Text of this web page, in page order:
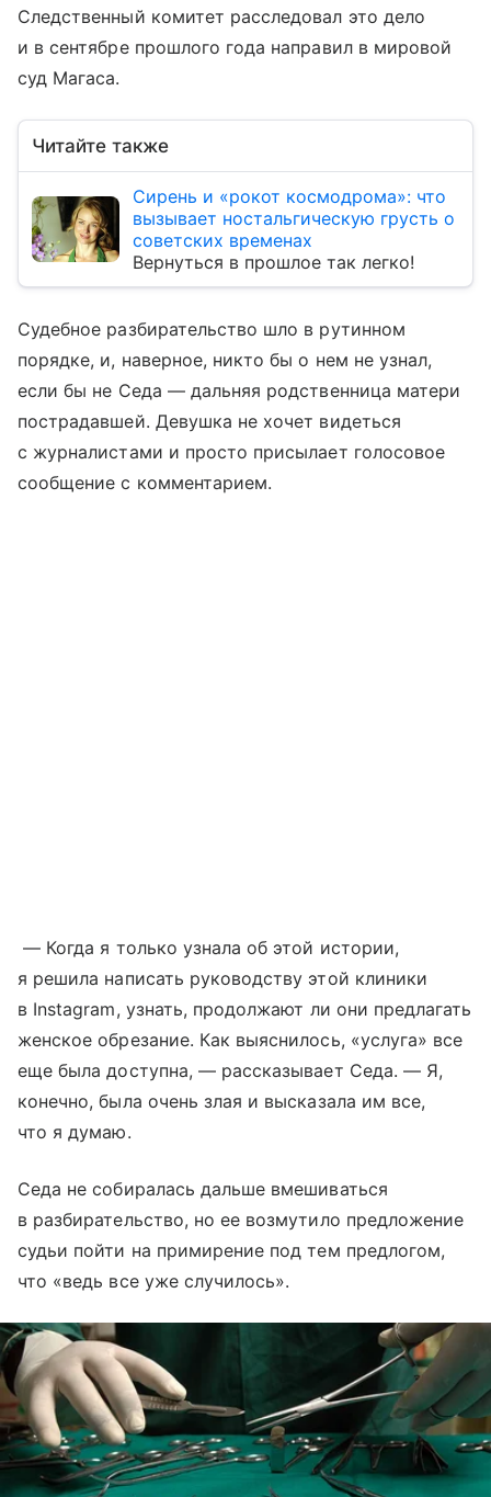
Следственный комитет расследовал это дело
и в сентябре прошлого года направил в мировой
суд Магаса.
Читайте также
Сирень и «рокот космодрома»: что
вызывает ностальгическую грусть о
советских временах
Вернуться в прошлое так легко!
Судебное разбирательство шло в рутинном
порядке, и, наверное, никто бы о нем не узнал,
если бы не Седа — дальняя родственница матери
пострадавшей. Девушка не хочет видеться
с журналистами и просто присылает голосовое
сообщение с комментарием.
— Когда я только узнала об этой истории,
я решила написать руководству этой клиники
в Instagram, узнать, продолжают ли они предлагать
женское обрезание. Как выяснилось, «услуга» все
еще была доступна, — рассказывает Седа. — Я,
конечно, была очень злая и высказала им все,
что я думаю.
Седа не собиралась дальше вмешиваться
в разбирательство, но ее возмутило предложение
судьи пойти на примирение под тем предлогом,
что «ведь все уже случилось».